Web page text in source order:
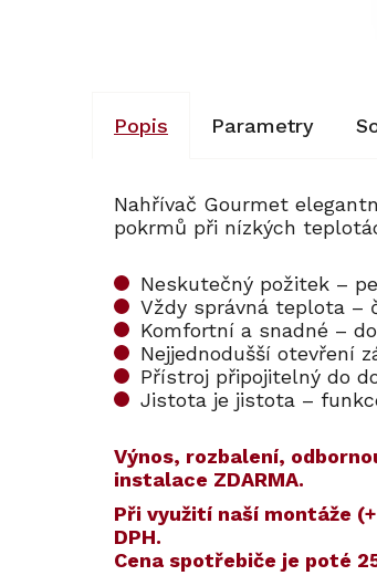
Popis Parametry
Nahřívač Gourmet
pokrmů při nízkých
Neskutečný požitek –
Vždy správná teplota –
Komfortní a snadné –
Nejjednodušší otevření
Přístroj připojitelný do
Jistota je jistota –
Výnos, rozbalení,
instalace ZDARMA.
​​Při využití naší montáže
DPH.
Cena spotřebiče je poté